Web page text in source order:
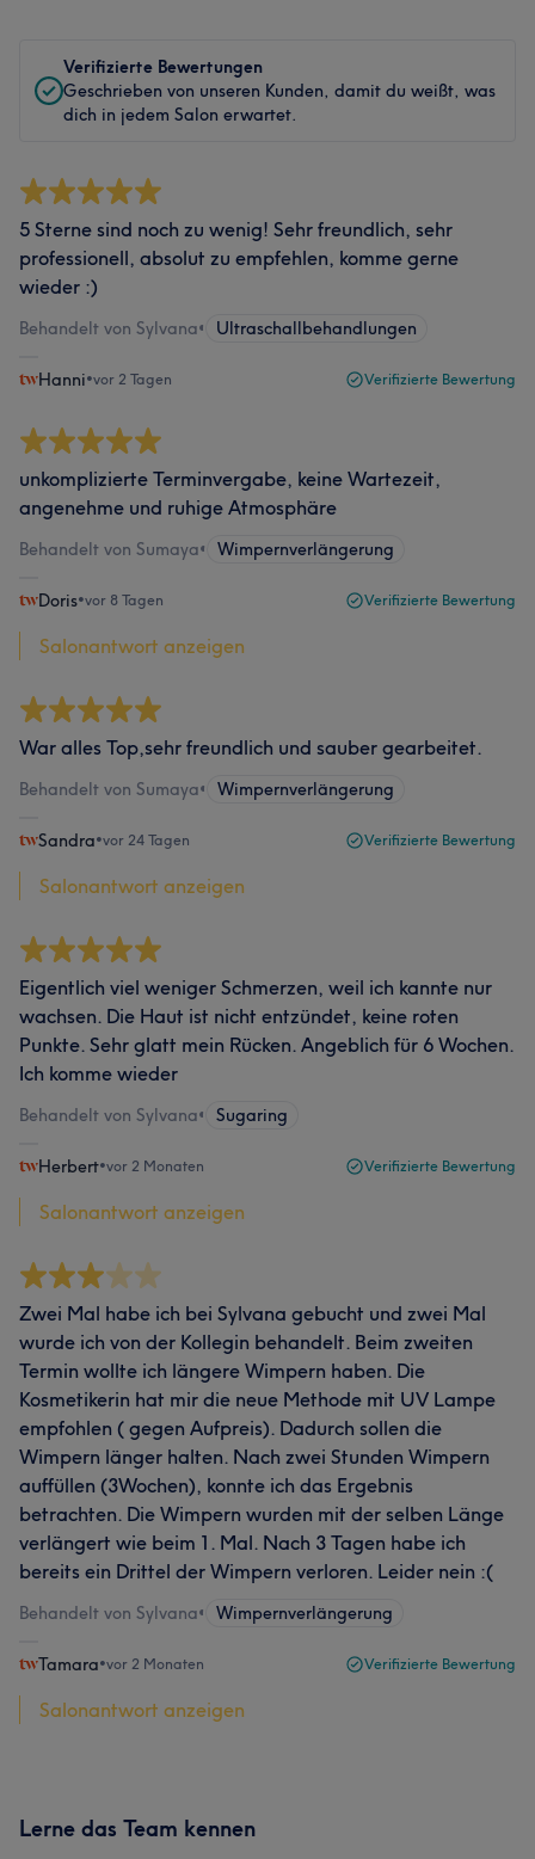
Verifizierte Bewertungen
Geschrieben von unseren Kunden, damit du weißt, was
dich in jedem Salon erwartet.
5 Sterne sind noch zu wenig! Sehr freundlich, sehr
professionell, absolut zu empfehlen, komme gerne
wieder :)
Behandelt von Sylvana• Ultraschallbehandlungen
Hanni•vor 2 Tagen Verifizierte Bewertung
unkomplizierte Terminvergabe, keine Wartezeit,
angenehme und ruhige Atmosphäre
Behandelt von Sumaya• Wimpernverlängerung
Doris•vor 8 Tagen Verifizierte Bewertung
Salonantwort anzeigen
War alles Top,sehr freundlich und sauber gearbeitet.
Behandelt von Sumaya• Wimpernverlängerung
Sandra•vor 24 Tagen Verifizierte Bewertung
Salonantwort anzeigen
Eigentlich viel weniger Schmerzen, weil ich kannte nur
wachsen. Die Haut ist nicht entzündet, keine roten
Punkte. Sehr glatt mein Rücken. Angeblich für 6 Wochen.
Ich komme wieder
Behandelt von Sylvana• Sugaring
Herbert•vor 2 Monaten Verifizierte Bewertung
Salonantwort anzeigen
Zwei Mal habe ich bei Sylvana gebucht und zwei Mal
wurde ich von der Kollegin behandelt. Beim zweiten
Termin wollte ich längere Wimpern haben. Die
Kosmetikerin hat mir die neue Methode mit UV Lampe
empfohlen ( gegen Aufpreis). Dadurch sollen die
Wimpern länger halten. Nach zwei Stunden Wimpern
auffüllen (3Wochen), konnte ich das Ergebnis
betrachten. Die Wimpern wurden mit der selben Länge
verlängert wie beim 1. Mal. Nach 3 Tagen habe ich
bereits ein Drittel der Wimpern verloren. Leider nein :(
Behandelt von Sylvana• Wimpernverlängerung
Tamara•vor 2 Monaten Verifizierte Bewertung
Salonantwort anzeigen
Lerne das Team kennen